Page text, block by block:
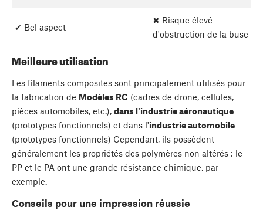
✔ Bel aspect
✖ Risque élevé
d'obstruction de la buse
Meilleure utilisation
Les filaments composites sont principalement utilisés pour
la fabrication de Modèles RC (cadres de drone, cellules,
pièces automobiles, etc.), dans l'industrie aéronautique
(prototypes fonctionnels) et dans l'industrie automobile
(prototypes fonctionnels) Cependant, ils possèdent
généralement les propriétés des polymères non altérés : le
PP et le PA ont une grande résistance chimique, par
exemple.
Conseils pour une impression réussie